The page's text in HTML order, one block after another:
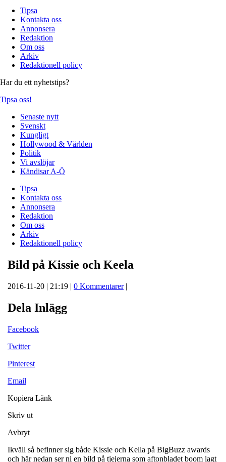
Tipsa
Kontakta oss
Annonsera
Redaktion
Om oss
Arkiv
Redaktionell policy
Har du ett nyhetstips?
Tipsa oss!
Senaste nytt
Svenskt
Kungligt
Hollywood & Världen
Politik
Vi avslöjar
Kändisar A-Ö
Tipsa
Kontakta oss
Annonsera
Redaktion
Om oss
Arkiv
Redaktionell policy
Bild på Kissie och Keela
2016-11-20 | 21:19 | 0 Kommentarer|
Dela Inlägg
Facebook
Twitter
Pinterest
Email
Kopiera Länk
Skriv ut
Avbryt
Ikväll så befinner sig både Kissie och Kella på BigBuzz awards
och här nedan ser ni en bild på tjejerna som aftonbladet boom lagt